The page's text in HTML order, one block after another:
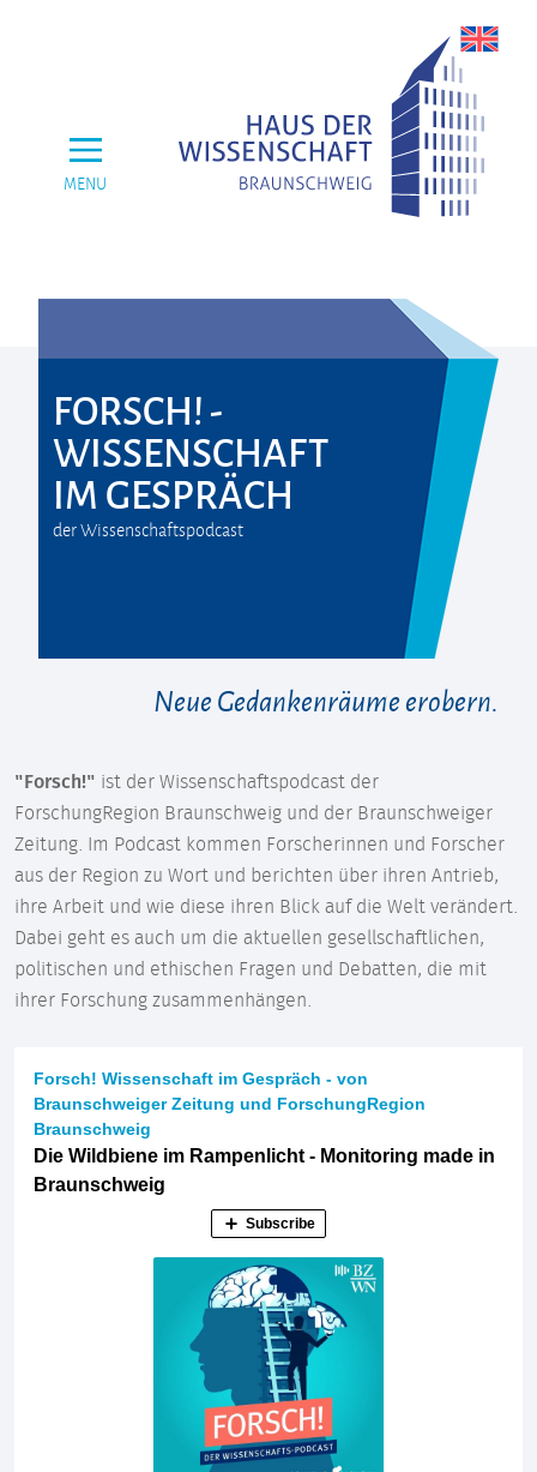
MENU
FORSCH! -
WISSENSCHAFT
IM GESPRÄCH
der Wissenschaftspodcast
Neue Gedankenräume erobern.
"Forsch!" ist der Wissenschaftspodcast der
ForschungRegion Braunschweig und der Braunschweiger
Zeitung. Im Podcast kommen Forscherinnen und Forscher
aus der Region zu Wort und berichten über ihren Antrieb,
ihre Arbeit und wie diese ihren Blick auf die Welt verändert.
Dabei geht es auch um die aktuellen gesellschaftlichen,
politischen und ethischen Fragen und Debatten, die mit
ihrer Forschung zusammenhängen.